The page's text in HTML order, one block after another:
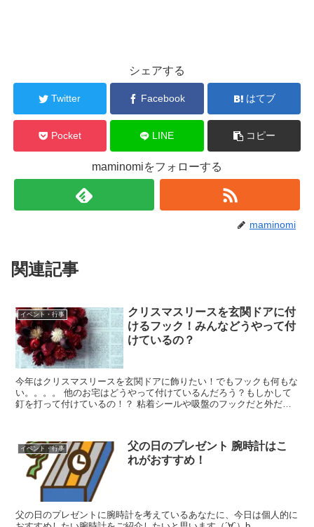
シェアする
Twitter Facebook はてブ
Pocket LINE コピー
maminomiをフォローする
maminomi
関連記事
イベント・行事
クリスマスリースを玄関ドアに付
けるフック！みんなどうやって付
けているの？
今年はクリスマスリースを玄関ドアに飾りたい！でもフックも何もな
い。。。。 他のお宅はどうやって付けているんだろう？もしかして
釘を打って付けているの！？ 粘着シールや吸盤のフックだと外だか
イベント・行事
父の日のプレゼント 腕時計はこ
れがおすすめ！
父の日のプレゼントに腕時計を考えているあなたに、今日は個人的に